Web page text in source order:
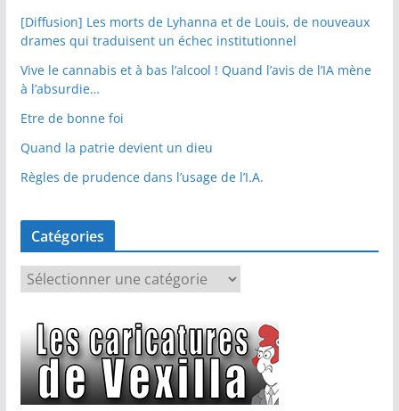
[Diffusion] Les morts de Lyhanna et de Louis, de nouveaux
drames qui traduisent un échec institutionnel
Vive le cannabis et à bas l’alcool ! Quand l’avis de l’IA mène
à l’absurdie…
Etre de bonne foi
Quand la patrie devient un dieu
Règles de prudence dans l’usage de l’I.A.
Catégories
é
g
o